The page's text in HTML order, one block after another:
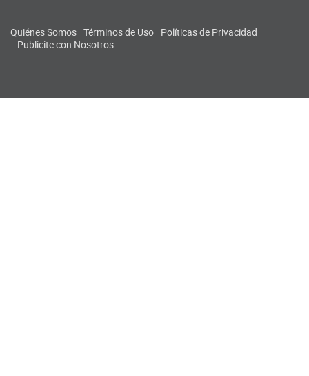
Quiénes Somos Términos de Uso Políticas de Privacidad
Publicite con Nosotros